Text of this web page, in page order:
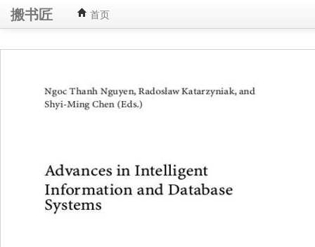
搬书匠 首页